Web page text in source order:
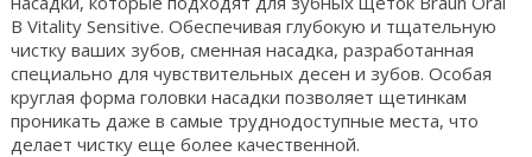
B Vitality Sensitive. Обеспечивая глубокую и тщательную
чистку ваших зубов, сменная насадка, разработанная
специально для чувствительных десен и зубов. Особая
круглая форма головки насадки позволяет щетинкам
проникать даже в самые труднодоступные места, что
делает чистку еще более качественной.